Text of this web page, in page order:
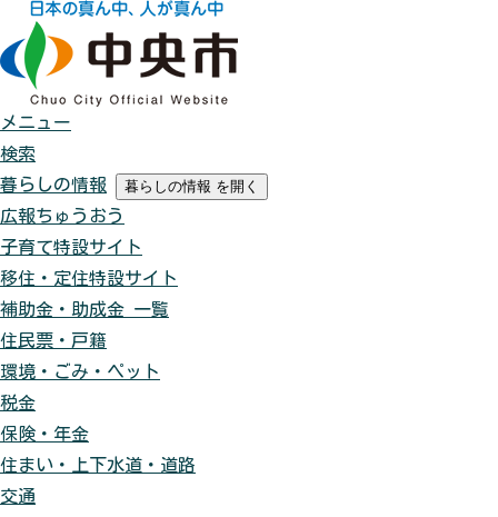
メニュー
検索
暮らしの情報
暮らしの情報 を開く
広報ちゅうおう
子育て特設サイト
移住・定住特設サイト
補助金・助成金 一覧
住民票・戸籍
環境・ごみ・ペット
税金
保険・年金
住まい・上下水道・道路
交通